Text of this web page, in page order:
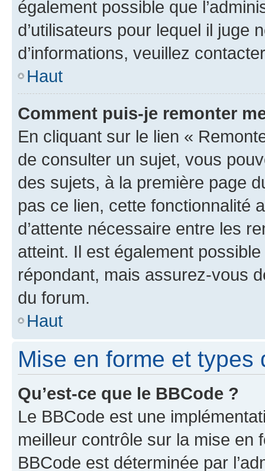
également possible que
d’utilisateurs pour lequel il juge
d’informations, veuillez
Haut
Comment puis-je remonter
En cliquant sur le lien «
de consulter un sujet, vous
des sujets, à la première page
pas ce lien, cette fonctionnalité
d’attente nécessaire entre les
atteint. Il est également
répondant, mais assurez-vous
du forum.
Haut
Mise en forme et types
Qu’est-ce que le BBCode ?
Le BBCode est une
meilleur contrôle sur la mise en
BBCode est déterminée par